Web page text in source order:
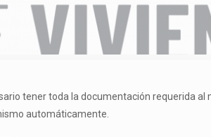
tener toda la documentación requerida
automáticamente.